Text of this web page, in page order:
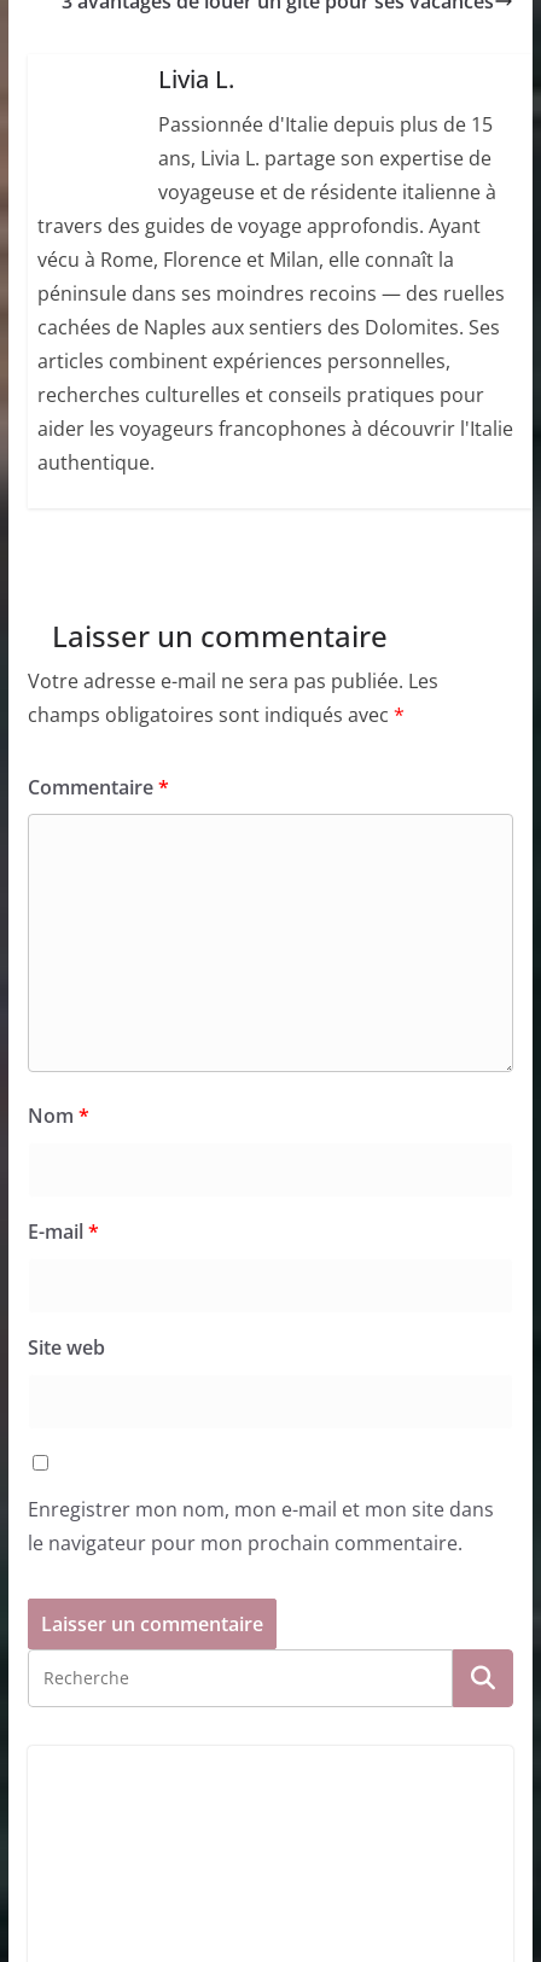
Livia L.
Passionnée d'Italie depuis plus de 15
ans, Livia L. partage son expertise de
voyageuse et de résidente italienne à
travers des guides de voyage approfondis. Ayant
vécu à Rome, Florence et Milan, elle connaît la
péninsule dans ses moindres recoins — des ruelles
cachées de Naples aux sentiers des Dolomites. Ses
articles combinent expériences personnelles,
recherches culturelles et conseils pratiques pour
aider les voyageurs francophones à découvrir l'Italie
authentique.
Laisser un commentaire
Votre adresse e-mail ne sera pas publiée. Les
champs obligatoires sont indiqués avec *
Commentaire*
Nom *
E-mail*
Site web
Enregistrer mon nom, mon e-mail et mon site dans
le navigateur pour mon prochain commentaire.